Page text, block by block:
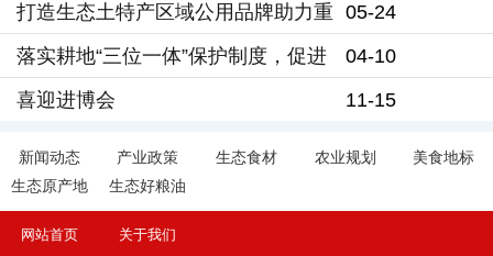
动乡村振兴生态产品价值实现
05-24
打造生态土特产区域公用品牌助力重
庆永川乡村振兴座谈会在京举行
04-10
落实耕地“三位一体”保护制度，促进
生态土壤、生态食材产品价值实现
11-15
喜迎进博会
新闻动态 产业政策 生态食材 农业规划
美食地标
生态原产地
生态好粮油
网站首页 关于我们